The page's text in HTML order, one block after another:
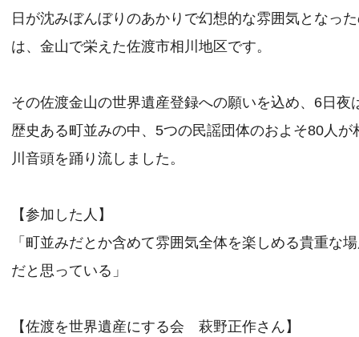
日が沈みぼんぼりのあかりで幻想的な雰囲気となっ
は、金山で栄えた佐渡市相川地区です。
その佐渡金山の世界遺産登録への願いを込め、6日夜
歴史ある町並みの中、5つの民謡団体のおよそ80人が
川音頭を踊り流しました。
【参加した人】
「町並みだとか含めて雰囲気全体を楽しめる貴重な
だと思っている」
【佐渡を世界遺産にする会 萩野正作さん】